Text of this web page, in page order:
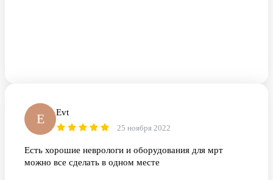
Е Еvt
25 ноября 2022
Есть хорошие неврологи и оборудования для мрт
можно все сделать в одном месте